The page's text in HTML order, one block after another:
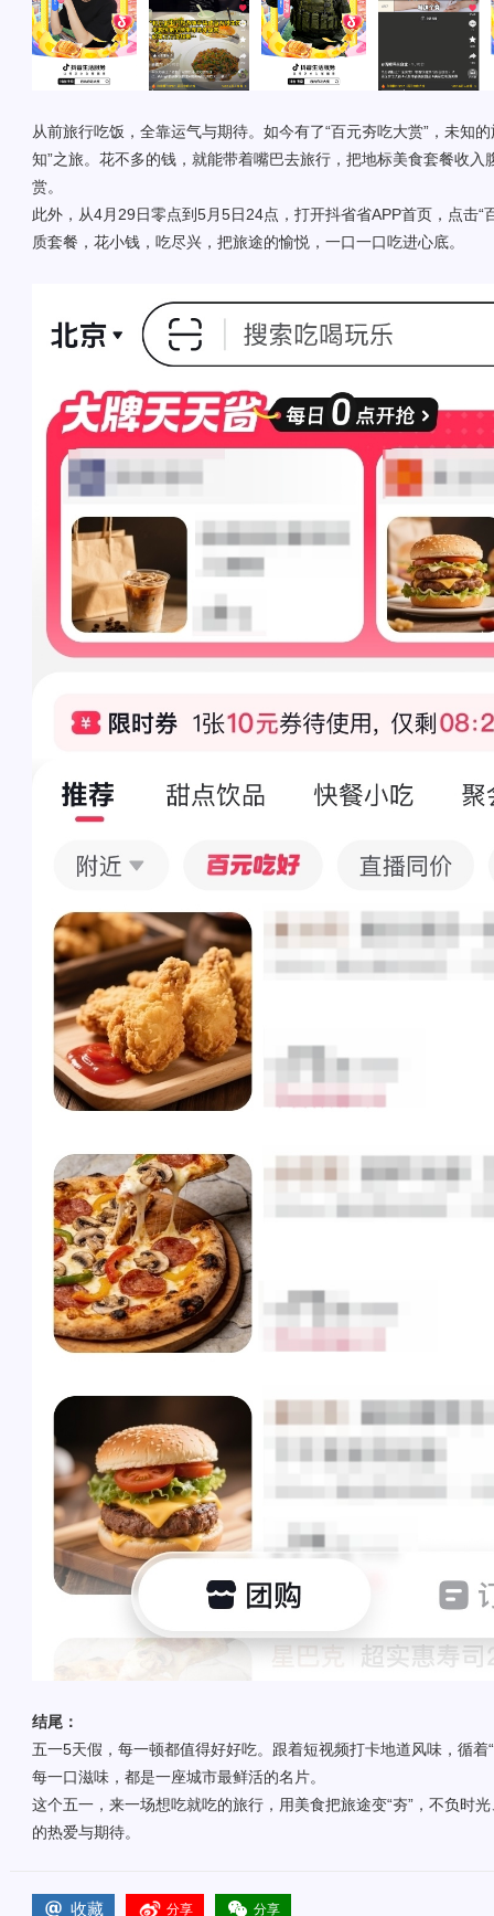
从前旅行吃饭，全靠运气与期待。如今有了“百元夯吃大赏”，未知
知”之旅。花不多的钱，就能带着嘴巴去旅行，把地标美食套餐收入
赏。
此外，从4月29日零点到5月5日24点，打开抖省省APP首页，点击“
质套餐，花小钱，吃尽兴，把旅途的愉悦，一口一口吃进心底。
结尾：
五一5天假，每一顿都值得好好吃。跟着短视频打卡地道风味，循着
每一口滋味，都是一座城市最鲜活的名片。
这个五一，来一场想吃就吃的旅行，用美食把旅途变“夯”，不负时
的热爱与期待。
收藏 分享 分享